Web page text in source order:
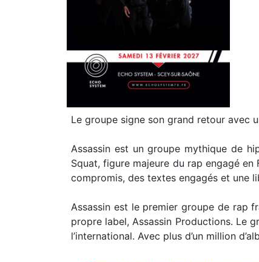
Le groupe signe son grand retour avec
Assassin est un groupe mythique de
Squat, figure majeure du rap engagé en
compromis, des textes engagés et une
Assassin est le premier groupe de rap
propre label, Assassin Productions. Le
l’international. Avec plus d’un million